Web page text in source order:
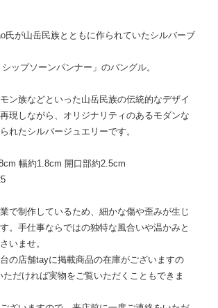
氏が山岳民族とともに作られていたシルバーブ
シップソーンパンナー」のバングル。
ン族などといった山岳民族の伝統的なデザイ
現しながら、オリジナリティのあるモダンな
れたシルバージュエリーです。
幅約1.8cm 開口部約2.5cm
で制作しているため、細かな傷や歪みが生じ
。手仕事ならではの独特な風合いや温かみと
いませ。
の店舗tayに掲載商品の在庫がございますの
だければ実物をご覧いただくこともできま